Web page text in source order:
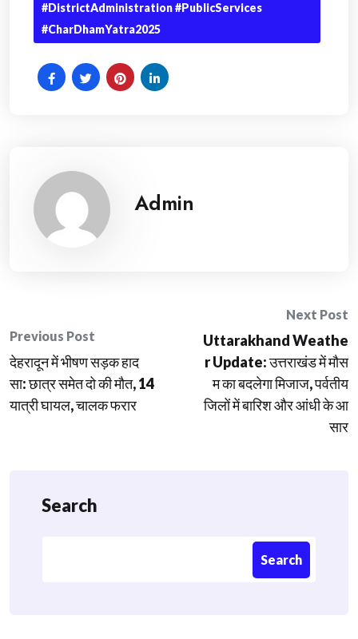
#DistrictAdministration #PublicServices
#CharDhamYatra2025
Admin
Post
navigation
Previous Post
देहरादून में भीषण सड़क हाद
सा: छात्र समेत दो की मौत, 14
यात्री घायल, चालक फरार
Next Post
Uttarakhand Weathe
r Update: उत्तराखंड में मौस
म का बदलेगा मिजाज, पर्वतीय
जिलों में बारिश और आंधी के आ
सार
Search
Search